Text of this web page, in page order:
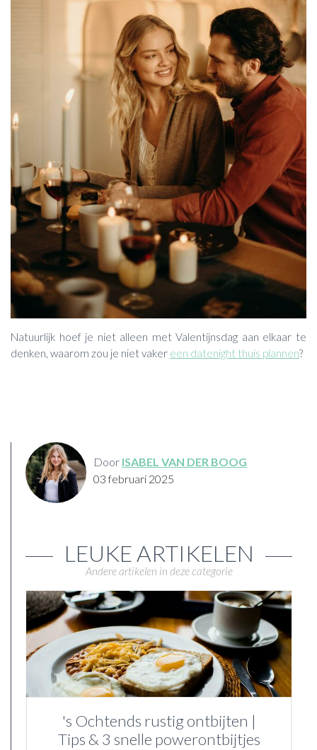
Natuurlijk hoef je niet alleen met Valentijnsdag aan elkaar te
denken, waarom zou je niet vaker een datenight thuis plannen?
Door ISABEL VAN DER BOOG
03 februari 2025
LEUKE ARTIKELEN
Andere artikelen in deze categorie
's Ochtends rustig ontbijten |
Tips & 3 snelle powerontbijtjes